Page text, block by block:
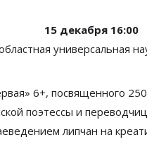
15 декабря 16:00
универсальная
» 6+, посвященного
поэтессы и
липчан на